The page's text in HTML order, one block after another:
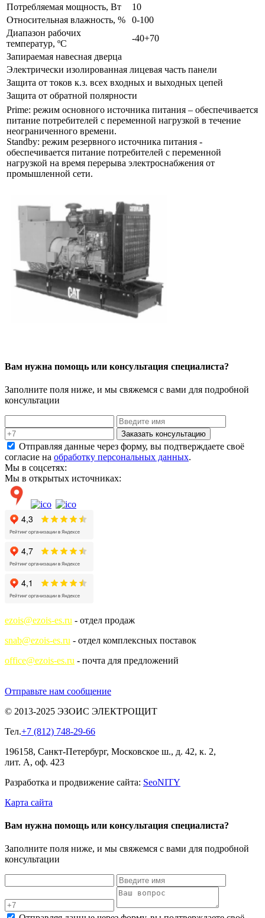
Потребляемая мощность, Вт
10
Относительная влажность, %
0-100
Диапазон рабочих
температур, ºС
-40+70
Запираемая навесная дверца
Электрически изолированная лицевая часть панели
Защита от токов к.з. всех входных и выходных цепей
Защита от обратной полярности
Prime: режим основного источника питания – обеспечивается
питание потребителей с переменной нагрузкой в течение
неограниченного времени.
Standby: режим резервного источника питания -
обеспечивается питание потребителей с переменной
нагрузкой на время перерыва электроснабжения от
промышленной сети.
Вам нужна помощь или консультация специалиста?
Заполните поля ниже, и мы свяжемся с вами для подробной
консультации
Заказать консультацию
Отправляя данные через форму, вы подтверждаете своё
согласие на обработку персональных данных.
Мы в соцсетях:
Мы в открытых источниках:
ezois@ezois-es.ru - отдел продаж
snab@ezois-es.ru - отдел комплексных поставок
office@ezois-es.ru - почта для предложений
Отправьте нам сообщение
© 2013-2025 ЭЗОИС ЭЛЕКТРОЩИТ
Тел.+7 (812) 748-29-66
196158, Санкт-Петербург, Московское ш., д. 42, к. 2,
лит. А, оф. 423
Разработка и продвижение сайта: SeoNITY
Карта сайта
Вам нужна помощь или консультация специалиста?
Заполните поля ниже, и мы свяжемся с вами для подробной
консультации